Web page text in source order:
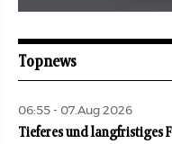
Topnews
06:55 - 07.Aug 2026
Tieferes und langfristiges